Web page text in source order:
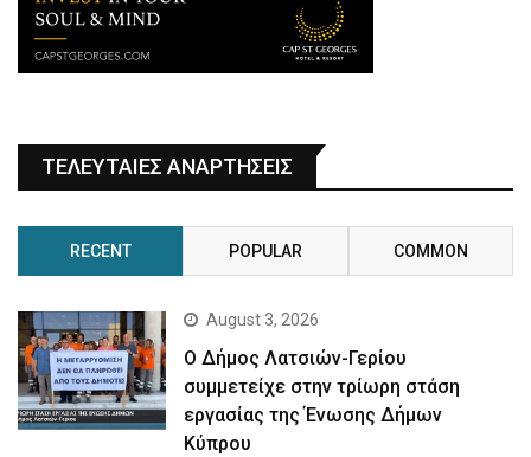
ΤΕΛΕΥΤΑΙΕΣ ΑΝΑΡΤΗΣΕΙΣ
RECENT POPULAR COMMON
August 3, 2026
Ο Δήμος Λατσιών-Γερίου
συμμετείχε στην τρίωρη στάση
εργασίας της Ένωσης Δήμων
Κύπρου